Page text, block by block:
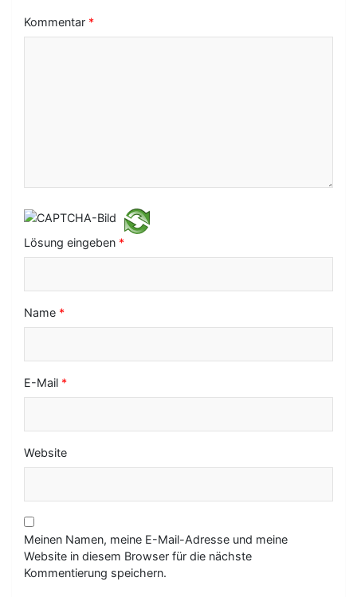
a
n
Kommentar *
Lösung eingeben *
Name *
E-Mail *
Website
Meinen Namen, meine E-Mail-Adresse und meine
Website in diesem Browser für die nächste
Kommentierung speichern.